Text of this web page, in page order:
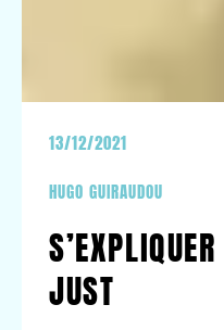
13/12/2021
HUGO GUIRAUDOU
JUST